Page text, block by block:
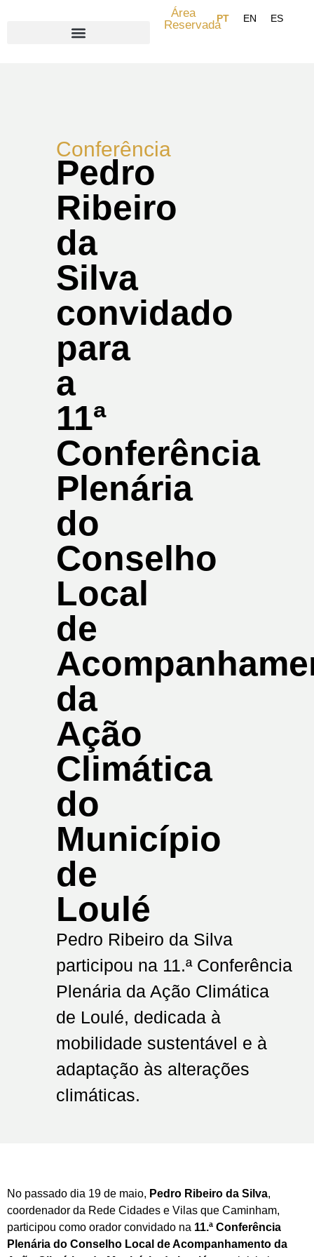
Área
Reservada
Conferência
Pedro
Ribeiro
da
Silva
convidado
para
a
11ª
Conferência
Plenária
do
Conselho
Local
de
da
Ação
Climática
do
Município
de
Loulé
Pedro Ribeiro da Silva
participou na 11.ª Conferência
Plenária da Ação Climática
de Loulé, dedicada à
mobilidade sustentável e à
adaptação às alterações
climáticas.
No passado dia 19 de maio, Pedro Ribeiro da Silva,
coordenador da Rede Cidades e Vilas que Caminham,
participou como orador convidado na 11.ª Conferência
Plenária do Conselho Local de Acompanhamento da